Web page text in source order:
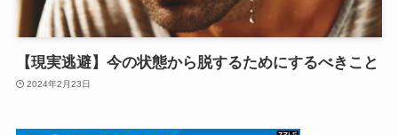
【現実逃避】今の状態から脱するためにするべきこと
2024年2月23日